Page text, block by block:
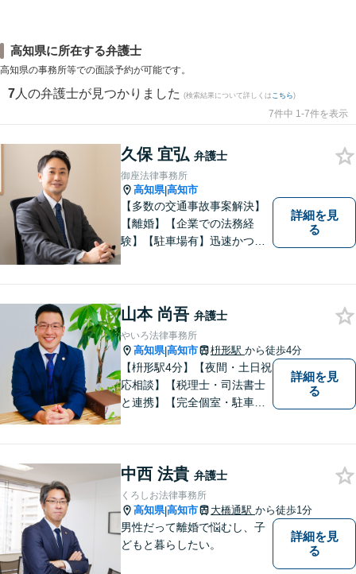
高知県に所在する弁護士
高知県の事務所等での面談予約が可能です。
7 人の弁護士が見つかりました (検索結果について詳しくは こちら)
7件中 1-7件を表示
久保 宜弘 弁護士
御座法律事務所
高知県|高知市
【多数の交通事故事案解決】
【離婚】【企業での法務経
験】【駐車場有】迅速かつ丁
い。
詳細を見
る
山本 尚吾 弁護士
やいろ法律事務所
高知県|高知市 枡形駅 から徒歩4分
【枡形駅4分】【夜間・土日祝
応相談】【税理士・司法書士
と連携】【完全個室・駐車場
い説明と親身な対応で納得の
いく解決を目指します。最後
まで粘り強くサポートいたし
ます。
詳細を見
る
中西 法貴 弁護士
くろしお法律事務所
高知県|高知市 大橋通駅 から徒歩1分
男性だって離婚で悩むし、子
どもと暮らしたい。
詳細を見
る